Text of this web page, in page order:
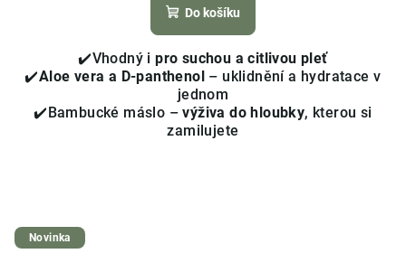
produktu
z
5
hvězdiček.
Do košíku
✔️Vhodný ipro suchou a citlivou pleť
✔️Aloe vera a D-panthenol – uklidnění a hydratace v
jednom
✔️Bambucké máslo –výživa do hloubky, kterou si
zamilujete
Novinka